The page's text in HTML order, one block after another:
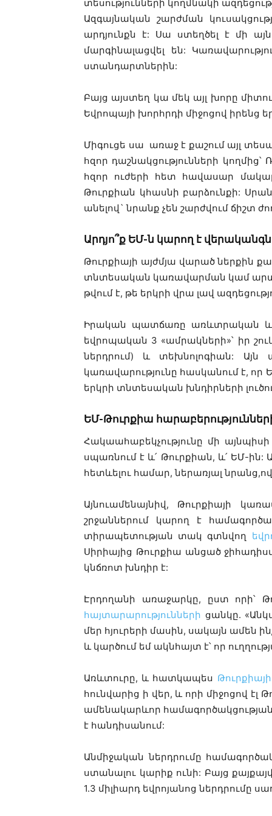
տեսությունների կողմնակի
Ազգայնական շարժման
արդյունքն է: Սա ստեղծել է մի
մարգինալացվել են:
ստանդարտներին:
Բայց այստեղ կա մեկ այլ խորը
Եվրոպայի խորհրդի միջոցով իրենց
Միգուցե սա առաջ է քաշում այլ
հզոր դաշնակցությունների
հզոր ուժերի հետ հավասար
Թուրքիան կհասնի բարձունքի:
անելով` նրանք չեն շարժվում ճիշտ
Արդյո՞ք ԵՄ-ն կարող է
Թուրքիայի այժմյա վարած ներքին
տնտեսական կառավարման կամ
թվում է, թե երկրի վրա լավ
Իրական պատճառը առևտրական
եվրոպական 3 «ամրակների»՝ իր
ներդրում) և տեխնոլոգիան: Այն
կառավարությունը հասկանում է, որ
երկրի տնտեսական խնդիրների
ԵՄ-Թուրքիա
Հակաահաբեկչությունը մի
սպառնում է և՛ Թուրքիան, և՛ ԵՄ-
հետևելու համար, ներառյալ
Այնուամենայնիվ, Թուրքիայի
շրջաններում կարող է
տիրապետության տակ գտնվող
Սիրիայից Թուրքիա անցած
կնճռոտ խնդիր է:
Էրդողանի առաջարկը, ըստ որի՝
հայտարարությունների ցանկը. «
մեր հյուրերի մասին, սակայն ամեն
և կարծում եմ ակնհայտ է՝ որ
Առևտուրը, և հատկապես
հունվարից ի վեր, և որի միջոցով էլ
ամենակարևոր համագործակցության
է հանդիսանում:
Անմիջական ներդրումը
ստանալու կարիք ունի: Բայց
1.3 միլիարդ եվրոյանոց ներդրումը